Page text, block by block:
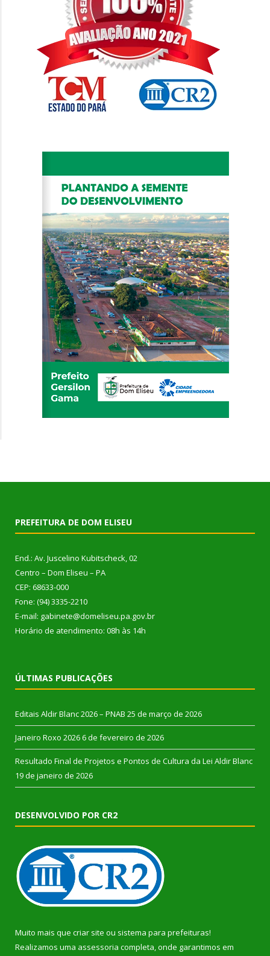
PREFEITURA DE DOM ELISEU
End.: Av. Juscelino Kubitscheck, 02
Centro – Dom Eliseu – PA
CEP: 68633-000
Fone: (94) 3335-2210
E-mail: gabinete@domeliseu.pa.gov.br
Horário de atendimento: 08h às 14h
ÚLTIMAS PUBLICAÇÕES
Editais Aldir Blanc 2026 – PNAB 25 de março de 2026
Janeiro Roxo 2026 6 de fevereiro de 2026
Resultado Final de Projetos e Pontos de Cultura da Lei Aldir Blanc
19 de janeiro de 2026
DESENVOLVIDO POR CR2
Muito mais que criar site ou sistema para prefeituras!
Realizamos uma assessoria completa, onde garantimos em